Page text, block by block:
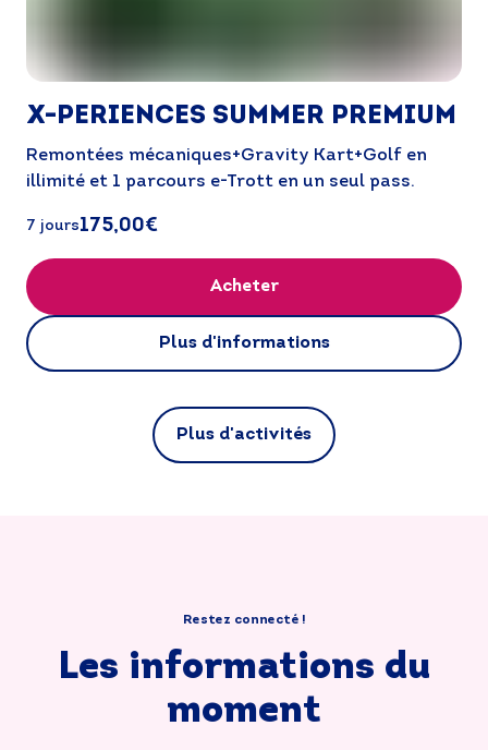
X-PERIENCES SUMMER PREMIUM
Remontées mécaniques+Gravity Kart+Golf en
illimité et 1 parcours e-Trott en un seul pass.
7 jours175,00€
Acheter
Plus d'informations
Plus d'activités
Restez connecté !
Les informations du
moment